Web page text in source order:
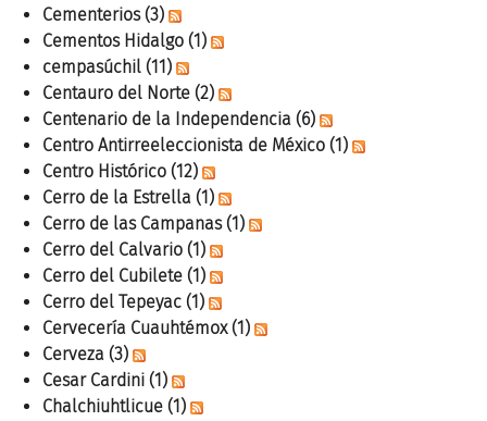
Cementerios (3)
Cementos Hidalgo (1)
cempasúchil (11)
Centauro del Norte (2)
Centenario de la Independencia (6)
Centro Antirreeleccionista de México (1)
Centro Histórico (12)
Cerro de la Estrella (1)
Cerro de las Campanas (1)
Cerro del Calvario (1)
Cerro del Cubilete (1)
Cerro del Tepeyac (1)
Cervecería Cuauhtémox (1)
Cerveza (3)
Cesar Cardini (1)
Chalchiuhtlicue (1)